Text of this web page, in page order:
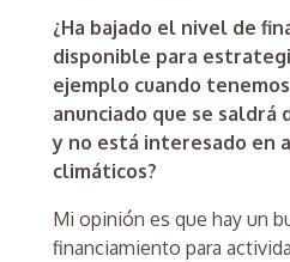
¿Ha bajado el nivel de
disponible para
ejemplo cuando tenemos
anunciado que se saldrá
y no está interesado en
climáticos?
Mi opinión es que hay un
financiamiento para